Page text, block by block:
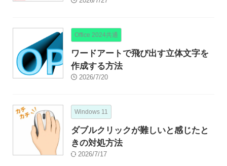
Office 2024共通
ワードアートで飛び出す立体文字を
作成する方法
2026/7/20
Windows 11
ダブルクリックが難しいと感じたと
きの対処方法
2026/7/17